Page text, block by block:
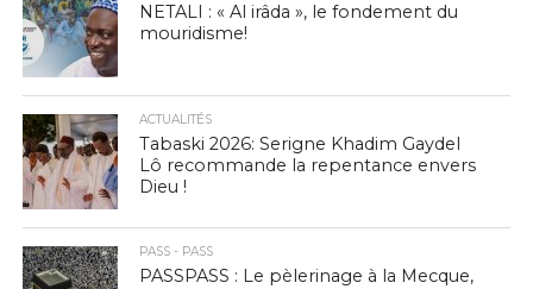
NETALI : « Al irâda », le fondement du
mouridisme!
ACTUALITÉS
Tabaski 2026: Serigne Khadim Gaydel
Lô recommande la repentance envers
Dieu !
PASS - PASS
PASSPASS : Le pèlerinage à la Mecque,